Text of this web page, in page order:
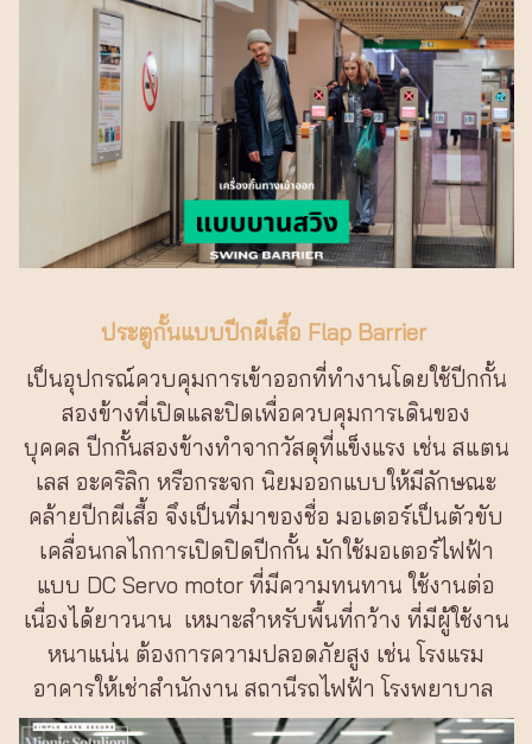
ประตูกั้นแบบปีกผีเสื้อ Flap Barrier
เป็นอุปกรณ์ควบคุมการเข้าออกที่ทำงานโดยใช้ปีกกั้น
สองข้างที่เปิดและปิดเพื่อควบคุมการเดินของ
บุคคล ปีกกั้นสองข้างทำจากวัสดุที่แข็งแรง เช่น สแตน
เลส อะคริลิก หรือกระจก นิยมออกแบบให้มีลักษณะ
คล้ายปีกผีเสื้อ จึงเป็นที่มาของชื่อ มอเตอร์เป็นตัวขับ
เคลื่อนกลไกการเปิดปิดปีกกั้น มักใช้มอเตอร์ไฟฟ้า
แบบ DC Servo motor ที่มีความทนทาน ใช้งานต่อ
เนื่องได้ยาวนาน เหมาะสำหรับพื้นที่กว้าง ที่มีผู้ใช้งาน
หนาแน่น ต้องการความปลอดภัยสูง เช่น โรงแรม
อาคารให้เช่าสำนักงาน สถานีรถไฟฟ้า โรงพยาบาล